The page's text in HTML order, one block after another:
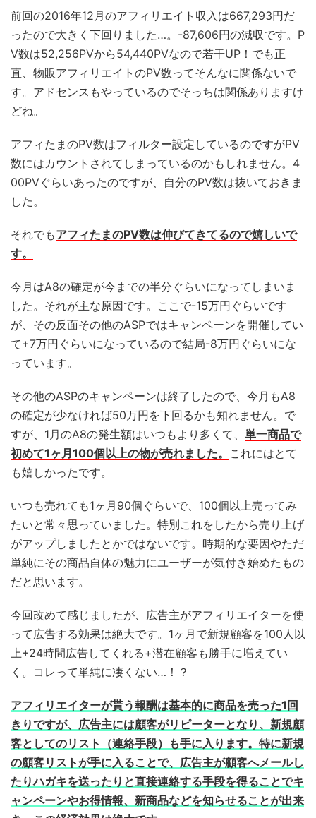
前回の2016年12月のアフィリエイト収入は667,293円だ
ったので大きく下回りました…。-87,606円の減収です。P
V数は52,256PVから54,440PVなので若干UP！でも正
直、物販アフィリエイトのPV数ってそんなに関係ないで
す。アドセンスもやっているのでそっちは関係ありますけ
どね。
アフィたまのPV数はフィルター設定しているのですがPV
数にはカウントされてしまっているのかもしれません。4
00PVぐらいあったのですが、自分のPV数は抜いておきま
した。
それでもアフィたまのPV数は伸びてきてるので嬉しいで
す。
今月はA8の確定が今までの半分ぐらいになってしまいま
した。それが主な原因です。ここで-15万円ぐらいです
が、その反面その他のASPではキャンペーンを開催してい
て+7万円ぐらいになっているので結局-8万円ぐらいにな
っています。
その他のASPのキャンペーンは終了したので、今月もA8
の確定が少なければ50万円を下回るかも知れません。で
すが、1月のA8の発生額はいつもより多くて、 単一商品で
初めて1ヶ月100個以上の物が売れました。 これにはとて
も嬉しかったです。
いつも売れても1ヶ月90個ぐらいで、100個以上売ってみ
たいと常々思っていました。特別これをしたから売り上げ
がアップしましたとかではないです。時期的な要因やただ
単純にその商品自体の魅力にユーザーが気付き始めたもの
だと思います。
今回改めて感じましたが、広告主がアフィリエイターを使
って広告する効果は絶大です。1ヶ月で新規顧客を100人以
上+24時間広告してくれる+潜在顧客も勝手に増えてい
く。コレって単純に凄くない…！？
アフィリエイターが貰う報酬は基本的に商品を売った1回
きりですが、広告主には顧客がリピーターとなり、新規顧
客としてのリスト（連絡手段）も手に入ります。特に新規
の顧客リストが手に入ることで、広告主が顧客へメールし
たりハガキを送ったりと直接連絡する手段を得ることでキ
ャンペーンやお得情報、新商品などを知らせることが出来